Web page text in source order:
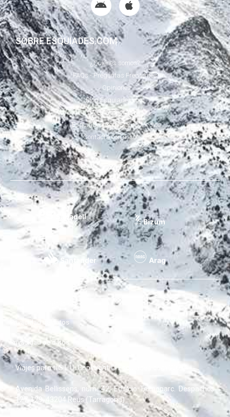
SOBRE ESQUIADES.COM
¿Quiénes somos?
FAQs - Preguntas Frecuentes
Opiniones
Blog Esquiades.com
Web Corporativa
Esquiades.Com En Los Medios
Contacta con nosotros
Sabadell
Bizum
Santander Arag
Condiciones generales
Privacidad de datos
Privacidad de datos
Viajes para ti S.L.U. Copyright © Esquiades.com 2020
Avenida Bellissens, núm. 42, Edificio Tecnoparc. Despachos
127-129, 43204 Reus (Tarragona)